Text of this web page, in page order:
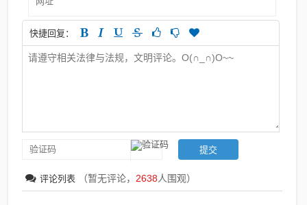
快捷回复：
评论列表 （暂无评论， 2638人围观）